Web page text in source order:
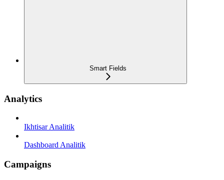
Smart Fields
Analytics
Ikhtisar Analitik
Dashboard Analitik
Campaigns